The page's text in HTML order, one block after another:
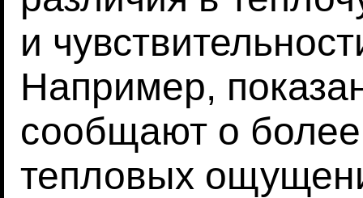
и
Например,
сообщают о
тепловых